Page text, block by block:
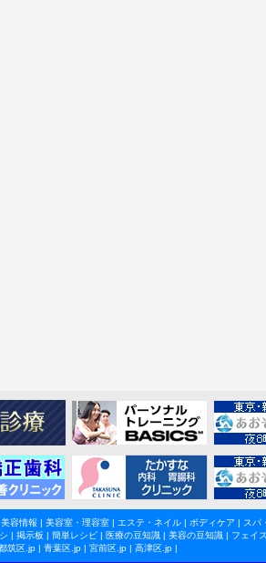
美容情報 | 美容室・理容室| エステ・ネイル| ボディケア | スパ
| 掲示板 | 簡単レシピ| 医療の豆知識| 美容の豆知識| フェイ
筑区.jp | 青葉区.jp | 宮前区.jp | 高津区.jp |